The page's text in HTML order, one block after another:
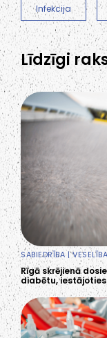
Infekcija
Līdzīgi
SABIEDRĪBA|
Rīgā skrējienā
diabētu,